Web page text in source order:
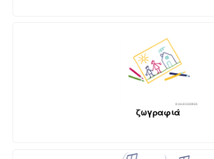
ζωγραφιά